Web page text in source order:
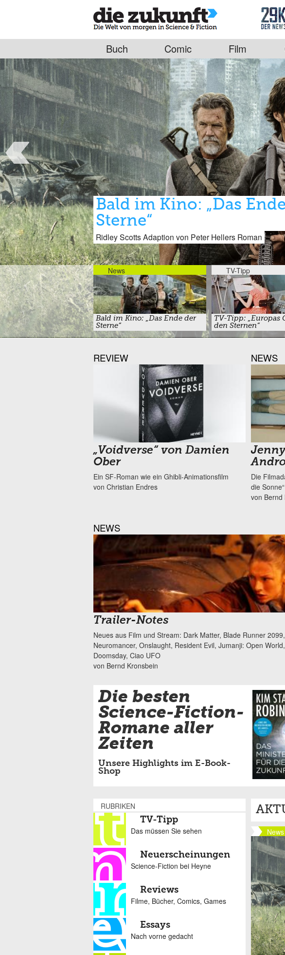
Buch Comic Film
Bald im Kino: „Das
Sterne“
Ridley Scotts Adaption von Peter Hellers Roman
Die Nominierungen für
Dragon Award 2026
Mit dabei u.a. James Corey, Joe Hill, Petra Lord & die
Weirs „Der Astronaut“
News
Bald im Kino: „Das Ende der
Sterne“
TV-Tipp
TV-Tipp: „Europas
den Sternen“
REVIEW
„Voidverse“ von Damien
Ober
Ein SF-Roman wie ein Ghibli-Animationsfilm
von Christian Endres
NEWS
Die
die
von Bernd
NEWS
Trailer-Notes
Neues aus Film und Stream: Dark Matter, Blade Runner 2099,
Neuromancer, Onslaught, Resident Evil, Jumanji: Open
Doomsday, Ciao UFO
von Bernd Kronsbein
Die besten
Science-Fiction-
Romane aller
Zeiten
Unsere Highlights im E-Book-
Shop
News
RUBRIKEN
TV-Tipp
Das müssen Sie sehen
Neuerscheinungen
Science-Fiction bei Heyne
Reviews
Filme, Bücher, Comics, Games
Essays
Nach vorne gedacht